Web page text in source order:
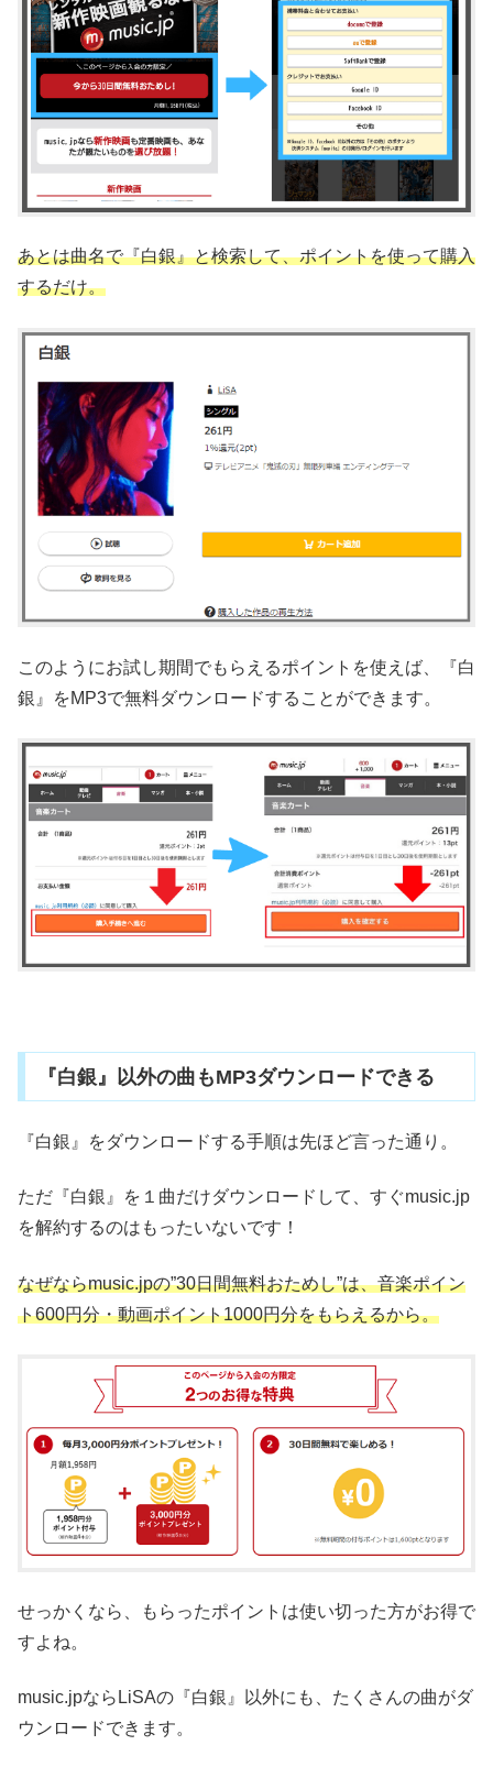
あとは曲名で『白銀』と検索して、ポイントを使って購入
するだけ。
このようにお試し期間でもらえるポイントを使えば、『白
銀』をMP3で無料ダウンロードすることができます。
『白銀』以外の曲もMP3ダウンロードできる
『白銀』をダウンロードする手順は先ほど言った通り。
ただ『白銀』を１曲だけダウンロードして、すぐmusic.jp
を解約するのはもったいないです！
なぜならmusic.jpの”30日間無料おためし”は、音楽ポイン
ト600円分・動画ポイント1000円分をもらえるから。
せっかくなら、もらったポイントは使い切った方がお得で
すよね。
music.jpならLiSAの『白銀』以外にも、たくさんの曲がダ
ウンロードできます。